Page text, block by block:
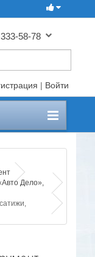
58-78
| Войти
Дело»,